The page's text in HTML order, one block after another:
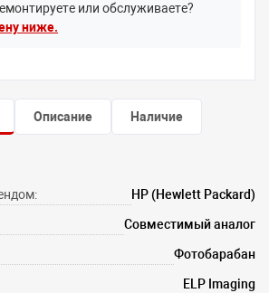
или обслуживаете?
ниже.
Описание Наличие
HP (Hewlett Packard)
Совместимый аналог
Фотобарабан
ELP Imaging